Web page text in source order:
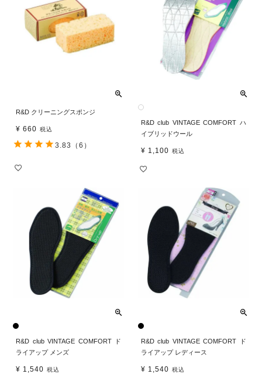
R&D クリーニングスポンジ
¥ 660 税込
3.83 （6）
R&D club VINTAGE COMFORT ハ
イブリッドウール
¥ 1,100 税込
R&D club VINTAGE COMFORT ド
ライアップ メンズ
¥ 1,540 税込
R&D club VINTAGE COMFORT ド
ライアップ レディース
¥ 1,540 税込